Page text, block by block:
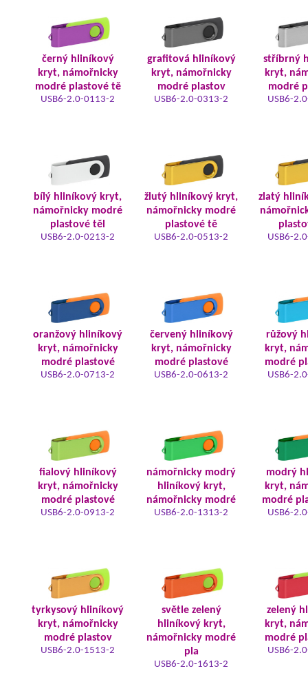
černý hliníkový
kryt, námořnicky
modré plastové tě
USB6-2.0-0113-2
grafitová hliníkový
kryt, námořnicky
modré plastov
USB6-2.0-0313-2
stříbrný
kryt,
modré
USB6-
bílý hliníkový kryt,
námořnicky modré
plastové těl
USB6-2.0-0213-2
žlutý hliníkový kryt,
námořnicky modré
plastové tě
USB6-2.0-0513-2
zlatý
USB6-
oranžový hliníkový
kryt, námořnicky
modré plastové
USB6-2.0-0713-2
červený hliníkový
kryt, námořnicky
modré plastové
USB6-2.0-0613-2
růžový
kryt,
modré
USB6-
fialový hliníkový
kryt, námořnicky
modré plastové
USB6-2.0-0913-2
námořnicky modrý
hliníkový kryt,
námořnicky modré
USB6-2.0-1313-2
modrý
kryt,
modré
USB6-
tyrkysový hliníkový
kryt, námořnicky
modré plastov
USB6-2.0-1513-2
světle zelený
hliníkový kryt,
námořnicky modré
pla
USB6-2.0-1613-2
zelený
kryt,
modré
USB6-